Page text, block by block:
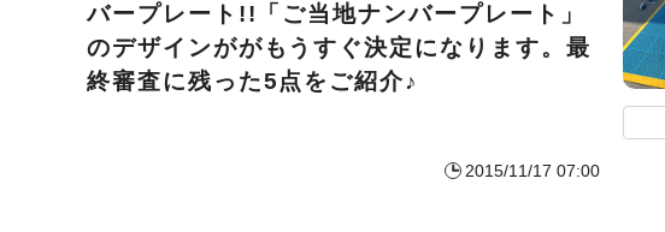
バープレート!!「ご当地ナンバープレート」
のデザインががもうすぐ決定になります。最
終審査に残った5点をご紹介♪
2015/11/17 07:00